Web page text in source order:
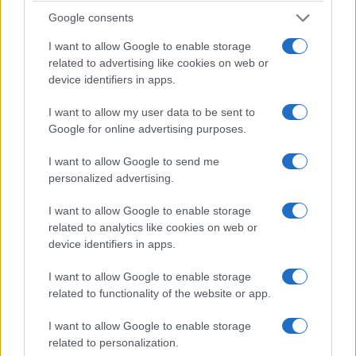
Google consents
I want to allow Google to enable storage
related to advertising like cookies on web or
device identifiers in apps.
I want to allow my user data to be sent to
Google for online advertising purposes.
I want to allow Google to send me
personalized advertising.
I want to allow Google to enable storage
related to analytics like cookies on web or
device identifiers in apps.
I want to allow Google to enable storage
related to functionality of the website or app.
I want to allow Google to enable storage
related to personalization.
rodeada por la frescura de la ladera boscosa y
escondida dentro de este enclave rocoso,
Ovabükü ofrece la oportunidad de un verdadero
trozo de soledad, lejos de las obligaciones de la
Si necesita algo de tiempo, unos días explorando
esta parte de la península y las bahías vecinas de
Hayıtbükü y Kızılcık serán el escape que
3. Playa Icmeler
El conocido centro turístico de Icmeler cerca de
Marmaris atrae a miles de turistas al año; la
gente acude en masa a esta área en busca de
playas maravillosas, momentos divertidos y